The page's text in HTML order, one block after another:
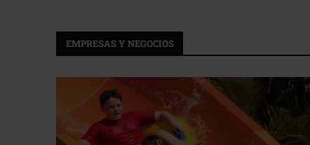
EMPRESAS Y NEGOCIOS